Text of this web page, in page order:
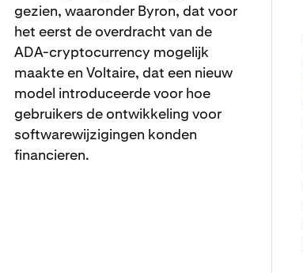
gezien, waaronder Byron, dat voor
het eerst de overdracht van de
ADA-cryptocurrency mogelijk
maakte en Voltaire, dat een nieuw
model introduceerde voor hoe
gebruikers de ontwikkeling voor
softwarewijzigingen konden
financieren.